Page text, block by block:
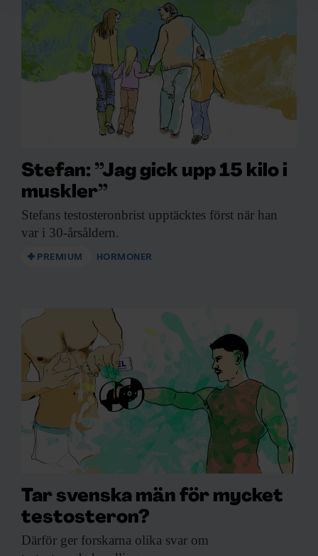
för sociala medier och analysera vår trafik. Vi
vidarebefordrar även sådana identifierare och annan
information från din enhet till de sociala medier och
annons- och analysföretag som vi samarbetar med.
Dessa kan i sin tur kombinera informationen med annan
information som du har tillhandahållit eller som de har
samlat in när du har använt deras tjänster.
Stefan: ”Jag gick upp 15 kilo i
muskler”
Stefans testosteronbrist upptäcktes först när han
var i 30-årsåldern.
PREMIUM HORMONER
Tar svenska män för mycket
testosteron?
Därför ger forskarna olika svar om